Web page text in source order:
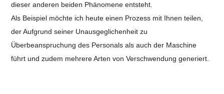
dieser anderen beiden Phänomene entsteht.
Als Beispiel möchte ich heute einen Prozess mit Ihnen teilen,
der Aufgrund seiner Unausgeglichenheit zu
Überbeanspruchung des Personals als auch der Maschine
führt und zudem mehrere Arten von Verschwendung generiert.